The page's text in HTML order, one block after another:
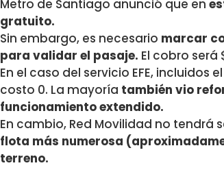
Metro de Santiago anunció que en
gratuito.
Sin embargo, es necesario marcar
para validar el pasaje. El cobro será
En el caso del servicio EFE,
costo 0. La mayoría también vio
funcionamiento extendido.
En cambio, Red Movilidad no tendrá
flota más numerosa
terreno.